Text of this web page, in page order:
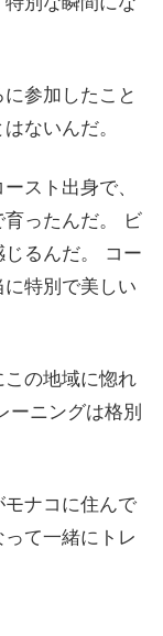
参加したこと
ないんだ。
スト出身で、
ったんだ。 ビ
るんだ。 コー
に特別で美しい
の地域に惚れ
ーニングは格別
ナコに住んで
て一緒にトレ